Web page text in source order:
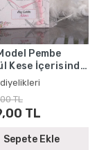
Pembe
Kese İçerisinde
ve Tesbih -
TL
TL
Sepete Ekle